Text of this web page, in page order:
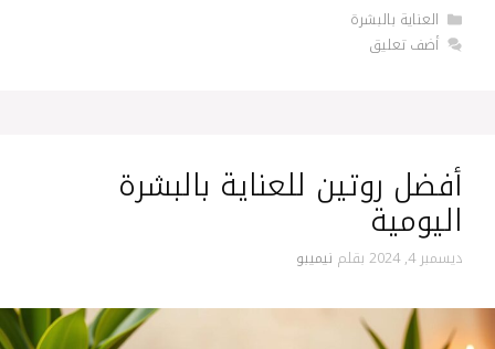
التصنيفات
العناية بالبشرة
أضف تعليق
أفضل روتين للعناية بالبشرة
اليومية
ديسمبر 4, 2024 بقلم نيميبو